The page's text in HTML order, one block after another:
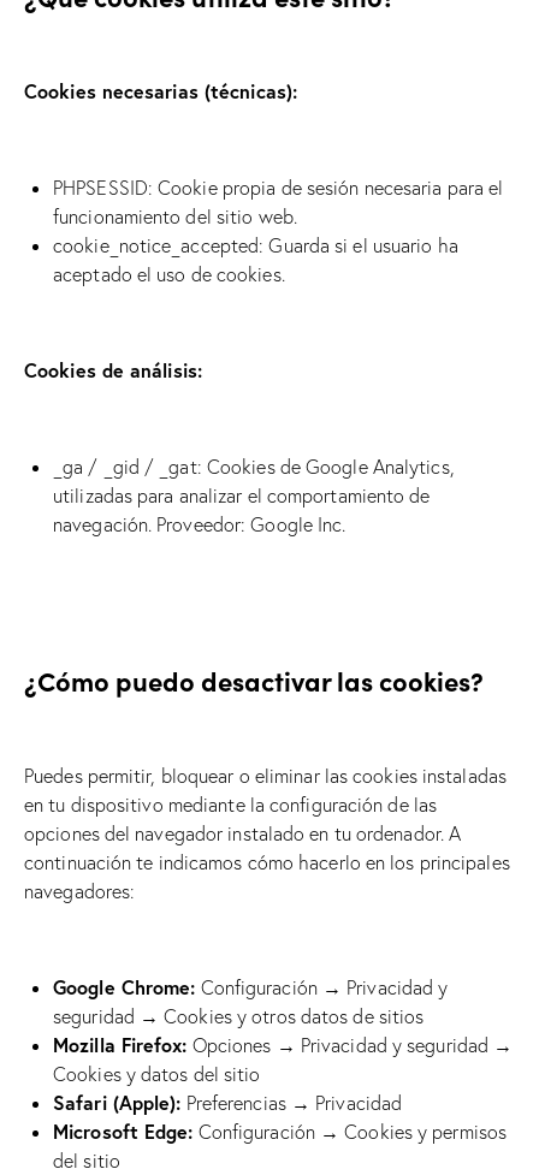
Cookies necesarias (técnicas):
PHPSESSID: Cookie propia de sesión necesaria para el
funcionamiento del sitio web.
cookie_notice_accepted: Guarda si el usuario ha
aceptado el uso de cookies.
Cookies de análisis:
_ga / _gid / _gat: Cookies de Google Analytics,
utilizadas para analizar el comportamiento de
navegación. Proveedor: Google Inc.
¿Cómo puedo desactivar las cookies?
Puedes permitir, bloquear o eliminar las cookies instaladas
en tu dispositivo mediante la configuración de las
opciones del navegador instalado en tu ordenador. A
continuación te indicamos cómo hacerlo en los principales
navegadores:
Google Chrome: Configuración → Privacidad y
seguridad → Cookies y otros datos de sitios
Mozilla Firefox: Opciones → Privacidad y seguridad →
Cookies y datos del sitio
Safari (Apple): Preferencias → Privacidad
Microsoft Edge: Configuración → Cookies y permisos
del sitio